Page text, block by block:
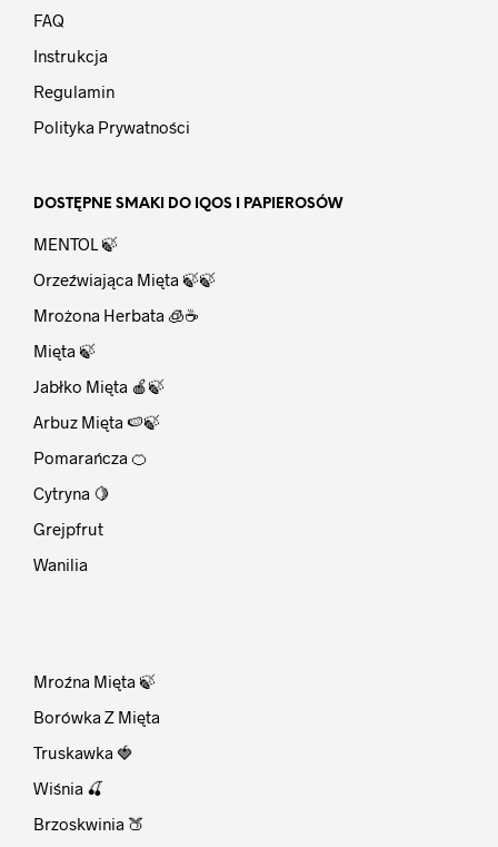
FAQ
Instrukcja
Regulamin
Polityka Prywatności
DOSTĘPNE SMAKI DO IQOS I PAPIEROSÓW
MENTOL 🍃
Orzeźwiająca Mięta 🍃🍃
Mrożona Herbata 🧊☕
Mięta 🍃
Jabłko Mięta 🍎🍃
Arbuz Mięta 🍉🍃
Pomarańcza 🍊
Cytryna 🍋
Grejpfrut
Wanilia
Mroźna Mięta 🍃
Borówka Z Mięta
Truskawka 🍓
Wiśnia 🍒
Brzoskwinia 🍑